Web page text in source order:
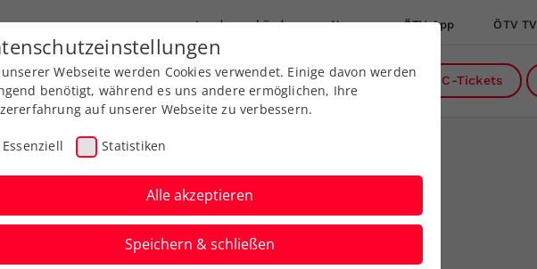
Landesverbände News ÖTV App ÖTV TV
Ausbildung Services Über uns DC-Tickets
Webseite werden Cookies verwendet. Einige davon werden
benötigt, während es uns andere ermöglichen, Ihre
auf unserer Webseite zu verbessern.
Essenziell Statistiken
Alle akzeptieren
Speichern & schließen